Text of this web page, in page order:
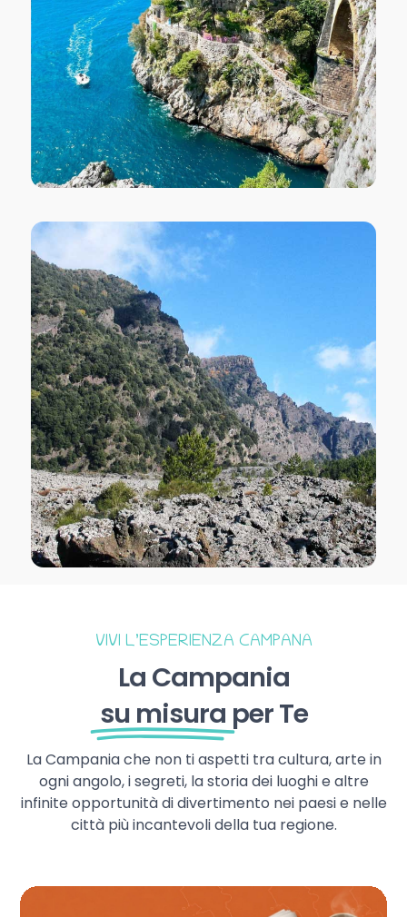
VIVI L’ESPERIENZA CAMPANA
La Campania
su misura per Te
La Campania che non ti aspetti tra cultura, arte in
ogni angolo, i segreti, la storia dei luoghi e altre
infinite opportunità di divertimento nei paesi e nelle
città più incantevoli della tua regione.